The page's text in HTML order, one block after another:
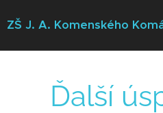
ZŠ J. A. Komenského
Ďalší